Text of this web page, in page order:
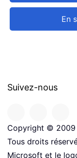
En
Suivez-nous
Copyright © 2009
Tous droits
Microsoft et le